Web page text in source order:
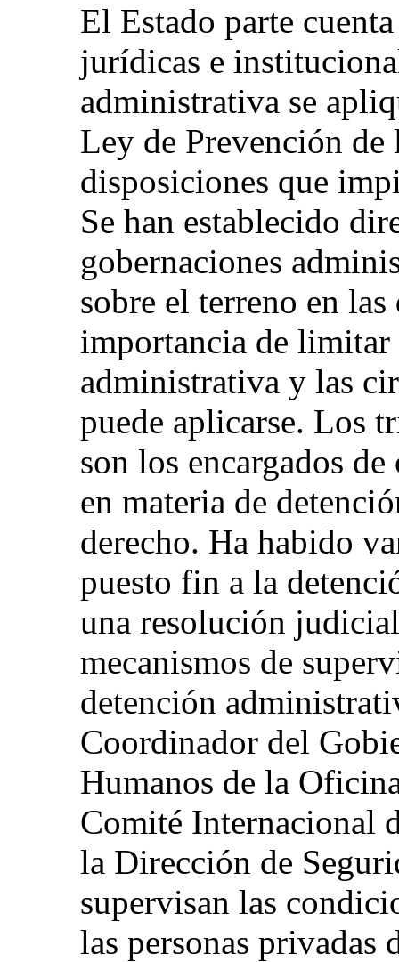
El Estado parte
jurídicas e
administrativa se
Ley de Prevención
disposiciones que
Se han establecido
gobernaciones
sobre el terreno en las
importancia de
administrativa y las
puede aplicarse. Los
son los encargados
en materia de
derecho. Ha habido
puesto fin a la
una resolución
mecanismos de
detención
Coordinador del
Humanos de la
Comité Internacional
la Dirección de
supervisan las
las personas privadas